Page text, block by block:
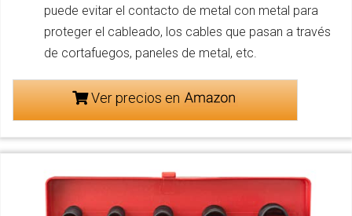
puede evitar el contacto de metal con metal para
proteger el cableado, los cables que pasan a través
de cortafuegos, paneles de metal, etc.
Ver precios en